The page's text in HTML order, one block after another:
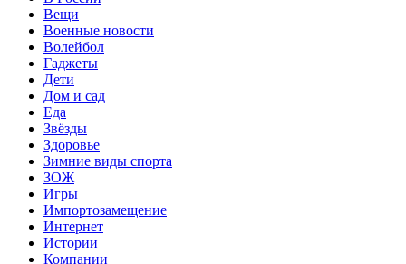
Вещи
Военные новости
Волейбол
Гаджеты
Дети
Дом и сад
Еда
Звёзды
Здоровье
Зимние виды спорта
ЗОЖ
Игры
Импортозамещение
Интернет
Истории
Компании